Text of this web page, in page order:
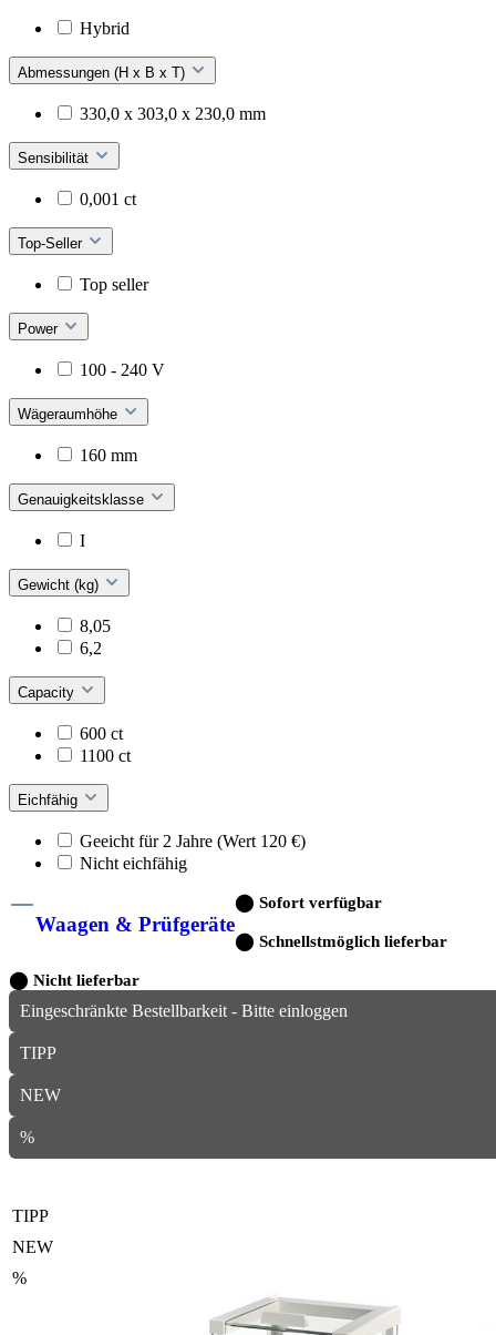
Hybrid
Abmessungen (H x B x T)
330,0 x 303,0 x 230,0 mm
Sensibilität
0,001 ct
Top-Seller
Top seller
Power
100 - 240 V
Wägeraumhöhe
160 mm
Genauigkeitsklasse
I
Gewicht (kg)
8,05
6,2
Capacity
600 ct
1100 ct
Eichfähig
Geeicht für 2 Jahre (Wert 120 €)
Nicht eichfähig
Waagen & Prüfgeräte
⬤ Sofort verfügbar
⬤ Schnellstmöglich lieferbar
⬤ Nicht lieferbar
Eingeschränkte Bestellbarkeit - Bitte einloggen
TIPP
NEW
%
TIPP
NEW
%